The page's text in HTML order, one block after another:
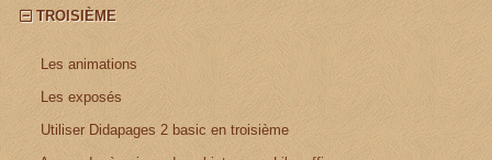
TROISIÈME
Les animations
Les exposés
¤Utiliser Didapages 2 basic en troisième